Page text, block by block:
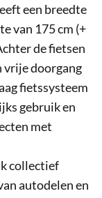
een breedte
van 175 cm (+
de fietsen
vrije doorgang
fietssysteem
gebruik en
met
collectief
autodelen en